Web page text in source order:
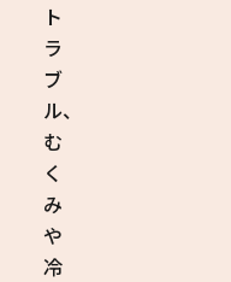
ト
ラ
ブ
ル、
む
く
み
や
冷